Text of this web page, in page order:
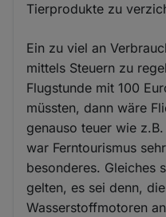
Tierprodukte zu
Ein zu viel an
mittels Steuern zu
Flugstunde mit 100
müssten, dann wäre
genauso teuer wie
war Ferntourismus
besonderes. Gleiches
gelten, es sei denn,
Wasserstoffmotoren